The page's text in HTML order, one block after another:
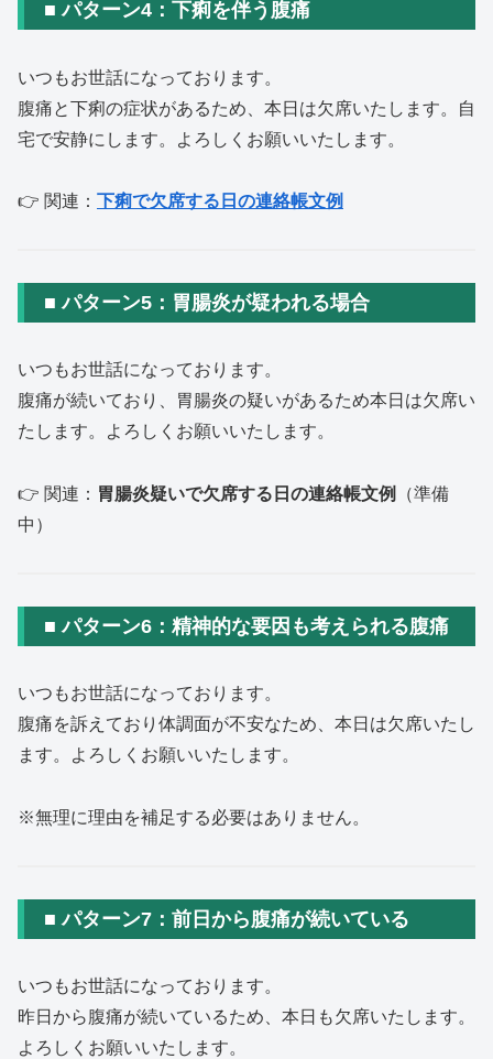
■ パターン4：下痢を伴う腹痛
いつもお世話になっております。
腹痛と下痢の症状があるため、本日は欠席いたします。自
宅で安静にします。よろしくお願いいたします。
👉 関連： 下痢で欠席する日の連絡帳文例
■ パターン5：胃腸炎が疑われる場合
いつもお世話になっております。
腹痛が続いており、胃腸炎の疑いがあるため本日は欠席い
たします。よろしくお願いいたします。
👉 関連： 胃腸炎疑いで欠席する日の連絡帳文例
（準備
中）
■ パターン6：精神的な要因も考えられる腹痛
いつもお世話になっております。
腹痛を訴えており体調面が不安なため、本日は欠席いたし
ます。よろしくお願いいたします。
※無理に理由を補足する必要はありません。
■ パターン7：前日から腹痛が続いている
いつもお世話になっております。
昨日から腹痛が続いているため、本日も欠席いたします。
よろしくお願いいたします。